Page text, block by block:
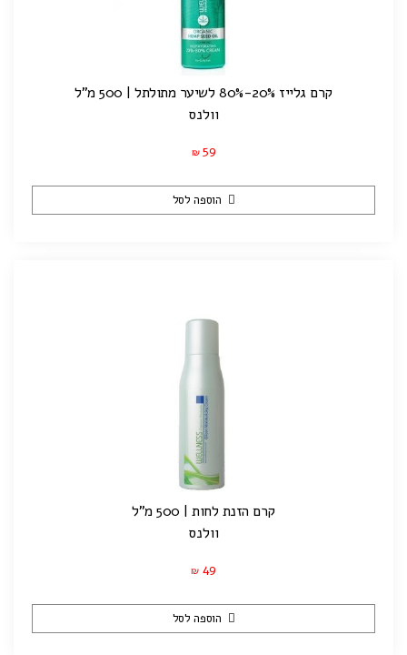
קרם גלייז 20%-80% לשיער מתולתל | 500 מ"ל
וולנס
₪ 59
הוספה לסל
קרם הזנת לחות | 500 מ"ל
וולנס
₪ 49
הוספה לסל